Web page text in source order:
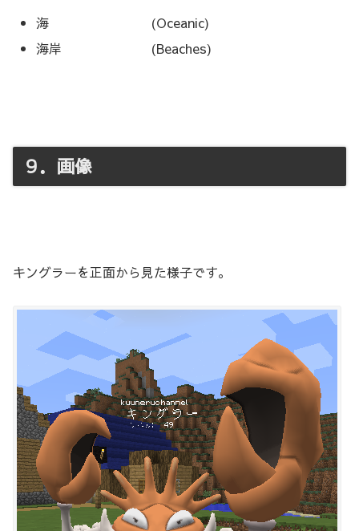
海 (Oceanic)
海岸 (Beaches)
９．画像
キングラーを正面から見た様子です。